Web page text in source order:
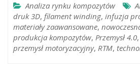
Analiza rynku kompozytów
druk 3D, filament winding, infuzja
materiały zaawansowane,
produkcja kompozytów, Przemysł 4.0,
przemysł motoryzacyjny, RTM,